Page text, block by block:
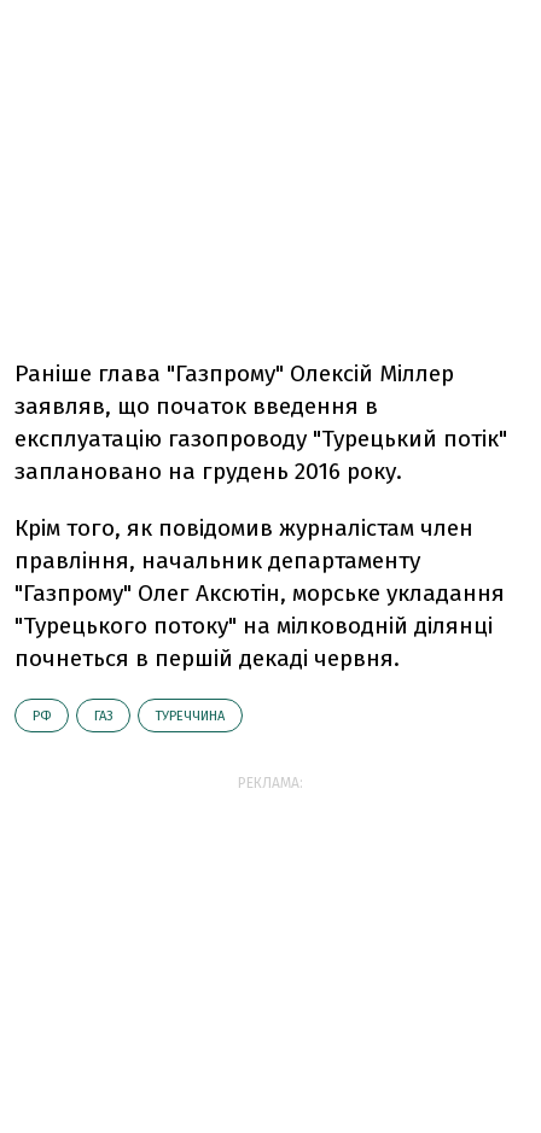
Раніше глава "Газпрому" Олексій Міллер
заявляв, що початок введення в
експлуатацію газопроводу "Турецький потік"
заплановано на грудень 2016 року.
Крім того, як повідомив журналістам член
правління, начальник департаменту
"Газпрому" Олег Аксютін, морське укладання
"Турецького потоку" на мілководній ділянці
почнеться в першій декаді червня.
РФ ГАЗ ТУРЕЧЧИНА
РЕКЛАМА: